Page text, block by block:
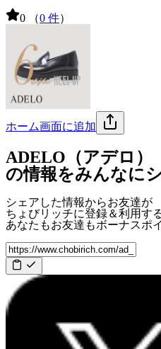
0 （0 件）
ホーム画面に追加
ADELO（アデロ）
の情報をみんなに
シェアした情報からお友達が
ちょびリッチに登録＆利用す
あなたもお友達もボーナスポ